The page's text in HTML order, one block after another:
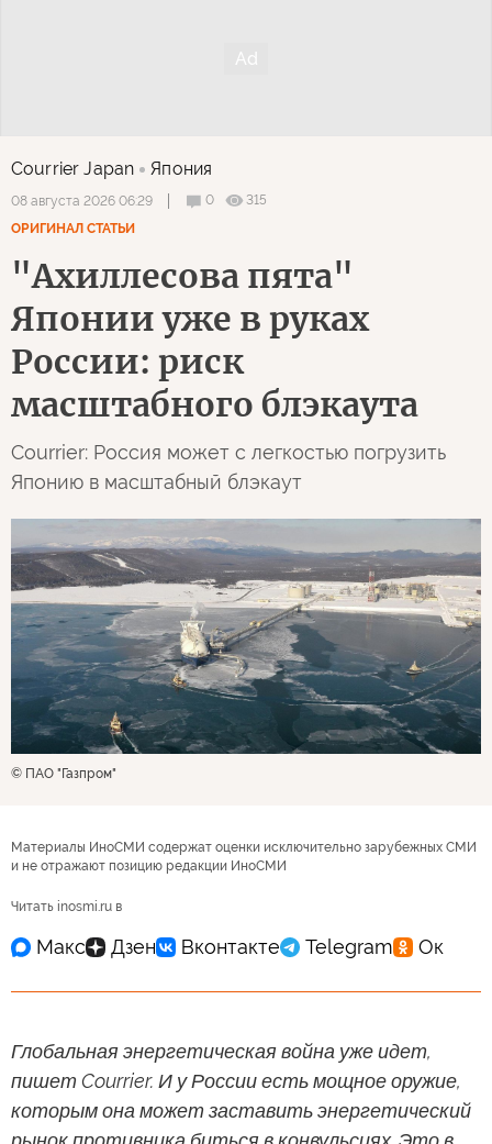
Courrier Japan Япония
08 августа 2026 06:29 0
315
ОРИГИНАЛ СТАТЬИ
"Ахиллесова пята"
Японии уже в руках
России: риск
масштабного блэкаута
Courrier: Россия может с легкостью погрузить
Японию в масштабный блэкаут
© ПАО "Газпром"
Материалы ИноСМИ содержат оценки исключительно зарубежных СМИ
и не отражают позицию редакции ИноСМИ
Читать inosmi.ru в
Глобальная энергетическая война уже идет,
пишет Courrier. И у России есть мощное оружие,
которым она может заставить энергетический